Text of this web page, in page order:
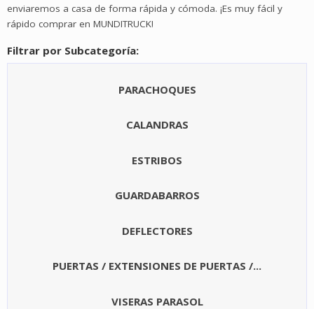
enviaremos a casa de forma rápida y cómoda. ¡Es muy fácil y
rápido comprar en MUNDITRUCK!
Filtrar por Subcategoría:
PARACHOQUES
CALANDRAS
ESTRIBOS
GUARDABARROS
DEFLECTORES
PUERTAS / EXTENSIONES DE PUERTAS /...
VISERAS PARASOL